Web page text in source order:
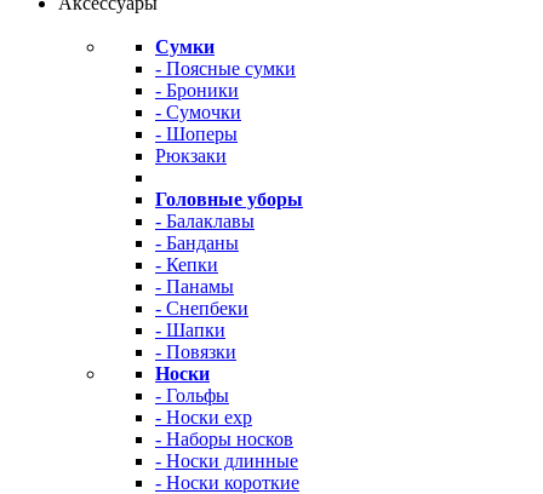
Сумки
- Поясные сумки
- Броники
- Сумочки
- Шоперы
Рюкзаки
Головные уборы
- Балаклавы
- Банданы
- Кепки
- Панамы
- Снепбеки
- Шапки
- Повязки
Носки
- Гольфы
- Носки exp
- Наборы носков
- Носки длинные
- Носки короткие